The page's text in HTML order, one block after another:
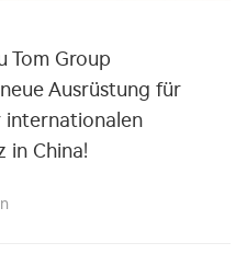
Tom Group
Ausrüstung für
internationalen
in China!